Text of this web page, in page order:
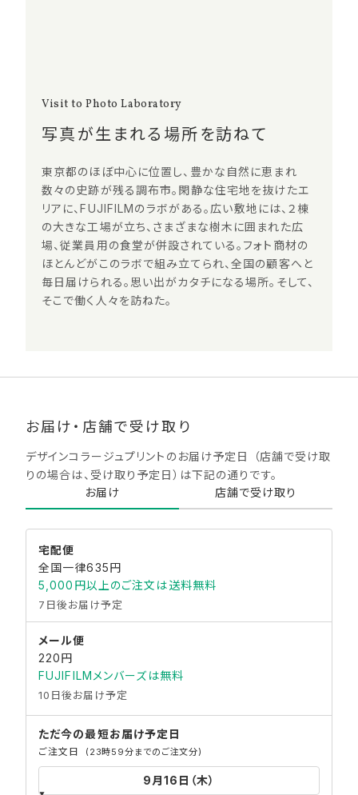
Visit to Photo Laboratory
写真が生まれる場所を訪ねて
東京都のほぼ中心に位置し、豊かな自然に恵まれ
数々の史跡が残る調布市。閑静な住宅地を抜けたエ
リアに、FUJIFILMのラボがある。広い敷地には、２棟
の大きな工場が立ち、さまざまな樹木に囲まれた広
場、従業員用の食堂が併設されている。フォト商材の
ほとんどがこのラボで組み立てられ、全国の顧客へと
毎日届けられる。思い出がカタチになる場所。そして、
そこで働く人々を訪ねた。
お届け・店舗で受け取り
デザインコラージュプリントのお届け予定日 （店舗で受け取
りの場合は、受け取り予定日）は下記の通りです。​
お届け
店舗で受け取り
宅配便
全国一律635円
5,000円以上のご注文は送料無料
7日後お届け予定
メール便
220円
FUJIFILMメンバーズは無料
10日後お届け予定
ただ今の最短お届け予定日
ご注文日 (23時59分までのご注文分)